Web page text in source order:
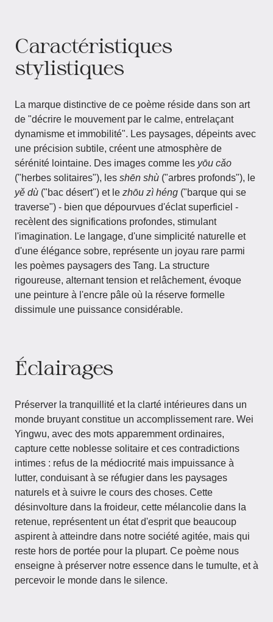
Caractéristiques
stylistiques
La marque distinctive de ce poème réside dans son art
de "décrire le mouvement par le calme, entrelaçant
dynamisme et immobilité". Les paysages, dépeints avec
une précision subtile, créent une atmosphère de
sérénité lointaine. Des images comme les yōu cǎo
("herbes solitaires"), les shēn shù ("arbres profonds"), le
yě dù ("bac désert") et le zhōu zì héng ("barque qui se
traverse") - bien que dépourvues d'éclat superficiel -
recèlent des significations profondes, stimulant
l'imagination. Le langage, d'une simplicité naturelle et
d'une élégance sobre, représente un joyau rare parmi
les poèmes paysagers des Tang. La structure
rigoureuse, alternant tension et relâchement, évoque
une peinture à l'encre pâle où la réserve formelle
dissimule une puissance considérable.
Éclairages
Préserver la tranquillité et la clarté intérieures dans un
monde bruyant constitue un accomplissement rare. Wei
Yingwu, avec des mots apparemment ordinaires,
capture cette noblesse solitaire et ces contradictions
intimes : refus de la médiocrité mais impuissance à
lutter, conduisant à se réfugier dans les paysages
naturels et à suivre le cours des choses. Cette
désinvolture dans la froideur, cette mélancolie dans la
retenue, représentent un état d'esprit que beaucoup
aspirent à atteindre dans notre société agitée, mais qui
reste hors de portée pour la plupart. Ce poème nous
enseigne à préserver notre essence dans le tumulte, et à
percevoir le monde dans le silence.